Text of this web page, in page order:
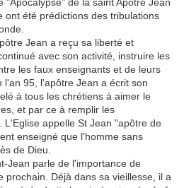
ont été prédictions des tribulations
Jean a reçu sa liberté et
avec son activité, instruire les
les faux enseignants et de leurs
l'an 95, l'apôtre Jean a écrit son
à tous les chrétiens à aimer le
et par ce à remplir les
appelle St Jean "apôtre de
enseigné que l'homme sans
de Dieu.
Jean parle de l'importance de
prochain. Déjà dans sa vieillesse, il a